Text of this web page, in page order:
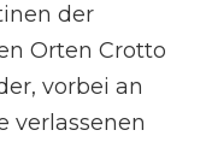
der
Orten Crotto
vorbei an
verlassenen